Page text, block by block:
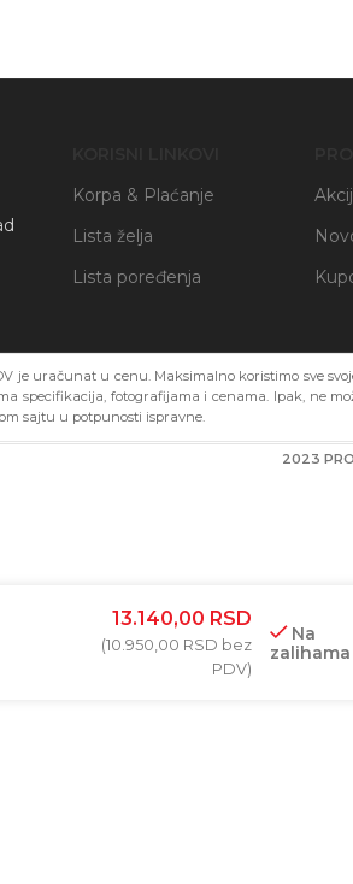
Korpa & Plaćanje
Lista želja
Lista poređenja
je uračunat u cenu. Maksimalno koristimo sve
specifikacija, fotografijama i cenama. Ipak, ne
sajtu u potpunosti ispravne.
2023
13.140,00 RSD
(10.950,00 RSD bez
PDV)
Na
zalihama